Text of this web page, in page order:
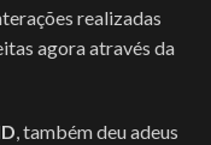
realizadas
agora através da
, também deu adeus